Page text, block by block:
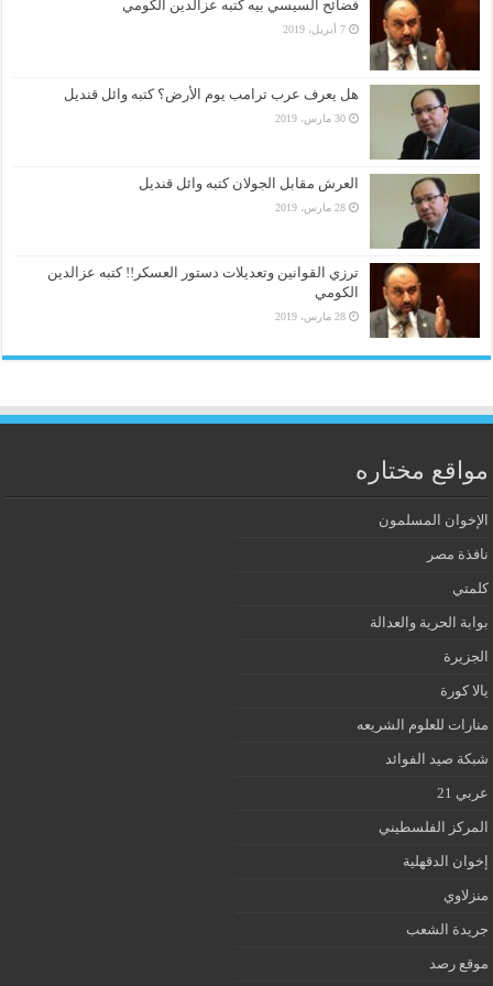
فضائح السيسي بيه كتبه عزالدين الكومي
7 أبريل، 2019
هل يعرف عرب ترامب يوم الأرض؟ كتبه وائل قنديل
30 مارس، 2019
العرش مقابل الجولان كتبه وائل قنديل
28 مارس، 2019
ترزي القوانين وتعديلات دستور العسكر!! كتبه عزالدين
الكومي
28 مارس، 2019
مواقع مختاره
الإخوان المسلمون
نافذة مصر
كلمتي
بوابة الحرية والعدالة
الجزيرة
يالا كورة
منارات للعلوم الشريعه
شبكة صيد الفوائد
عربي 21
المركز الفلسطيني
إخوان الدقهلية
منزلاوي
جريدة الشعب
موقع رصد